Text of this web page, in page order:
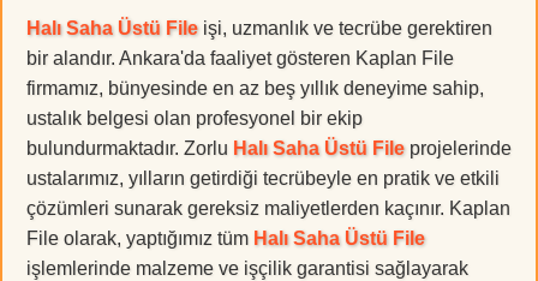
Halı Saha Üstü Fileişi, uzmanlık ve tecrübe gerektiren
bir alandır. Ankara'da faaliyet gösteren Kaplan File
firmamız, bünyesinde en az beş yıllık deneyime sahip,
ustalık belgesi olan profesyonel bir ekip
bulundurmaktadır. Zorlu Halı Saha Üstü Fileprojelerinde
ustalarımız, yılların getirdiği tecrübeyle en pratik ve etkili
çözümleri sunarak gereksiz maliyetlerden kaçınır. Kaplan
File olarak, yaptığımız tüm Halı Saha Üstü File
işlemlerinde malzeme ve işçilik garantisi sağlayarak